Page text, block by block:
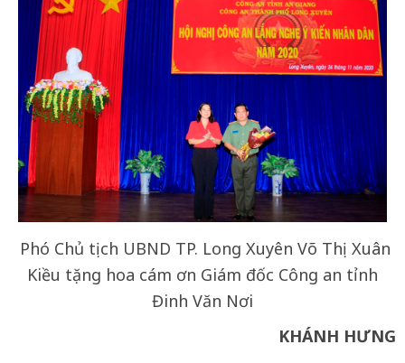
Phó Chủ tịch UBND TP. Long Xuyên Võ Thị Xuân
Kiều tặng hoa cám ơn Giám đốc Công an tỉnh
Đinh Văn Nơi
KHÁNH HƯNG